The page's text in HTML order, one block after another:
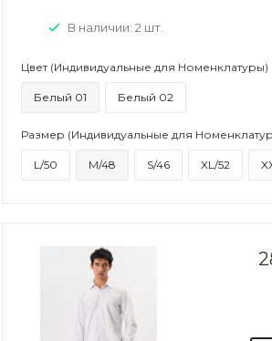
В наличии: 2 шт.
Цвет (Индивидуальные для Номенклатуры)
Белый 01 Белый 02
Размер (Индивидуальные для
L/50 M/48 S/46 XL/52